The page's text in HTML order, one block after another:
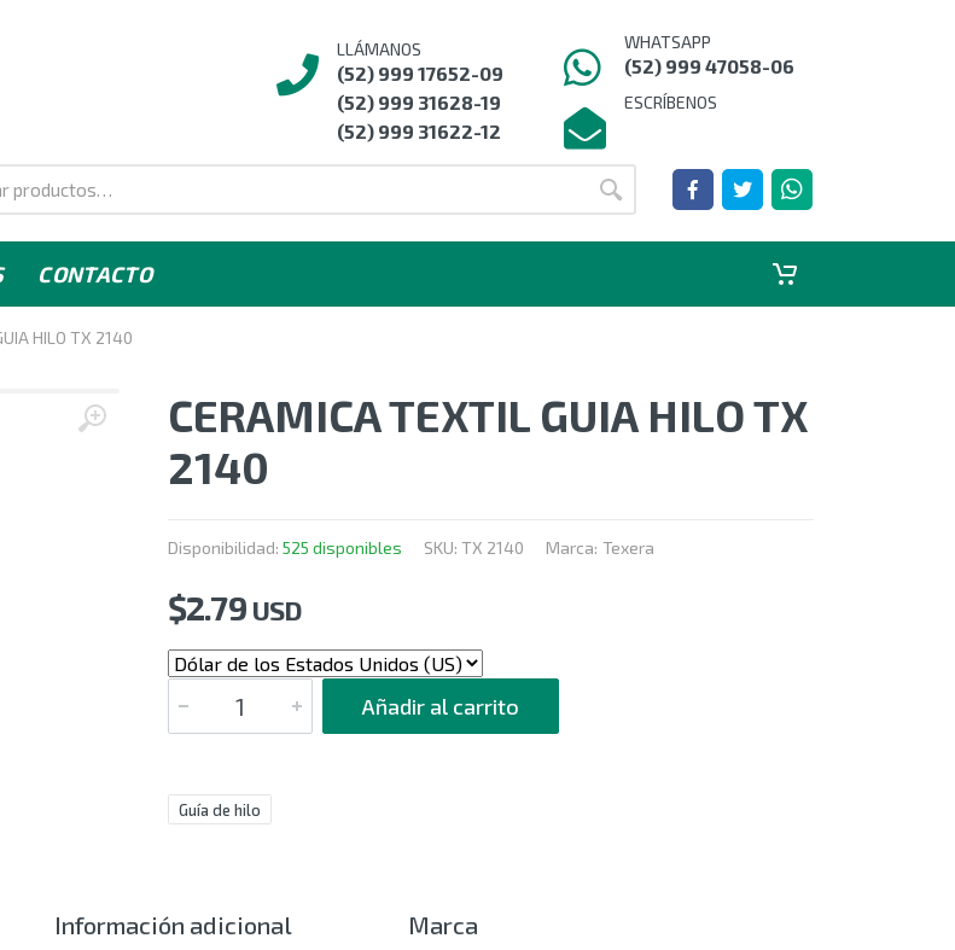
LLÁMANOS
(52) 999 17652-09
(52) 999 31628-19
(52) 999 31622-12
WHATSAPP
(52) 999 47058-06
ESCRÍBENOS
CONTACTO
HILO TX 2140
CERAMICA TEXTIL GUIA HILO TX
2140
Disponibilidad: 525 disponibles SKU: TX 2140 Marca: Texera
$2.79 USD
CANTIDAD
Añadir al carrito
Guía de hilo
Información adicional Marca